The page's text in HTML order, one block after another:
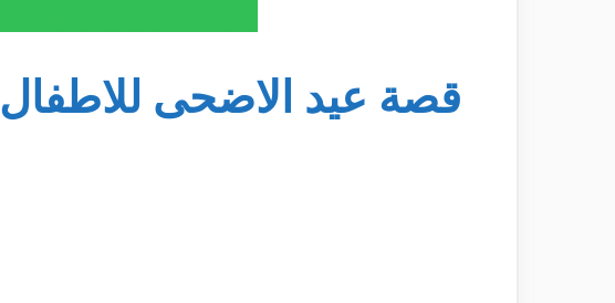
قصة عيد الاضحى للاطفال